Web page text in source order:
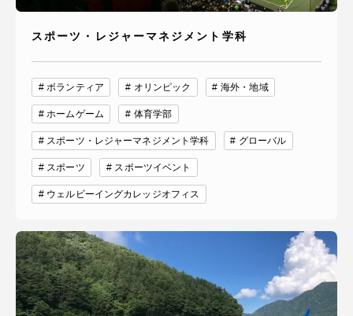
スポーツ・レジャーマネジメント学科
ボランティア オリンピック 海外・地域
ホームゲーム 体育学部
スポーツ・レジャーマネジメント学科 グローバル
スポーツ スポーツイベント
ウェルビーイングカレッジオフィス